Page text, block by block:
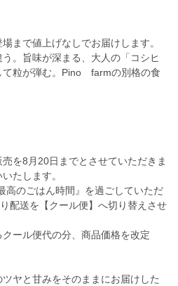
まで値上げなしでお届けします。
。旨味が深まる、大人の「コシヒ
て粒が弾む。Pino farmの別格の食
を8月20日までとさせていただきま
たします。
高のごはん時間』を過ごしていただ
配送を【クール便】へ切り替えさせ
ール便代の分、商品価格を改定
ヤと甘みをそのままにお届けした